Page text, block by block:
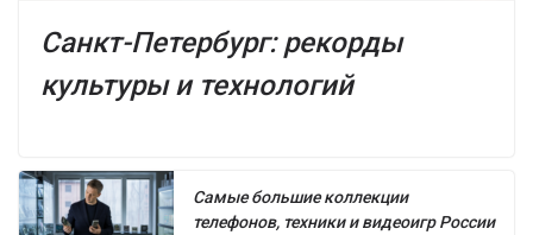
Санкт-Петербург: рекорды
культуры и технологий
Самые большие коллекции
телефонов, техники и видеоигр России